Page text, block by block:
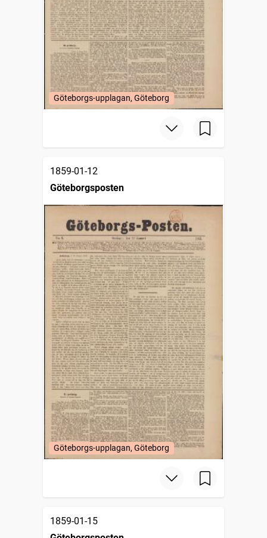
Göteborgs-upplagan, Göteborg
1859-01-12
Göteborgsposten
Göteborgs-upplagan, Göteborg
1859-01-15